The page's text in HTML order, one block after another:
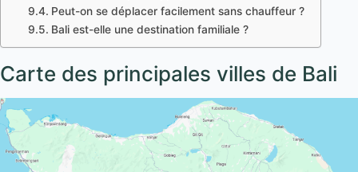
Peut-on se déplacer facilement sans chauffeur ?
Bali est-elle une destination familiale ?
Carte des principales villes de Bali